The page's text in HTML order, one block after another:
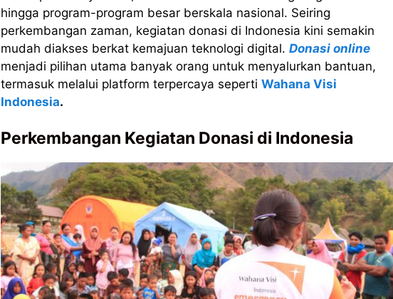
hingga program-program besar berskala nasional. Seiring
perkembangan zaman, kegiatan donasi di Indonesia kini semakin
mudah diakses berkat kemajuan teknologi digital. Donasi online
menjadi pilihan utama banyak orang untuk menyalurkan bantuan,
termasuk melalui platform terpercaya seperti Wahana Visi
Indonesia.
Perkembangan Kegiatan Donasi di Indonesia